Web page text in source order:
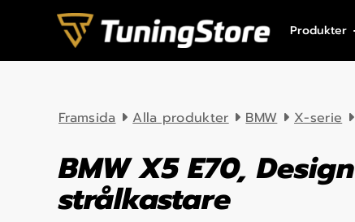
Skip to content
Produkter
Framsida Alla produkter BMW X-serie
BMW X5 E70, Design
strålkastare